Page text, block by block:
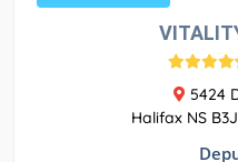
5424
Halifax NS